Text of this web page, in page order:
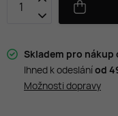
Skladem pro nákup
Ihned k odesláníod
Možnosti dopravy